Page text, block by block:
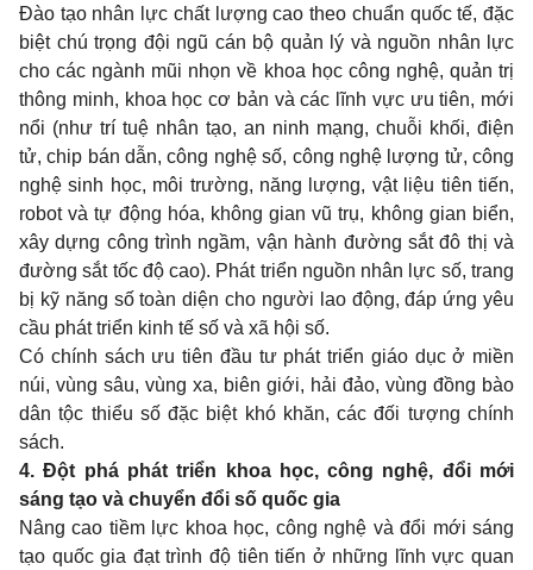
Đào tạo nhân lực chất lượng cao theo chuẩn quốc tế, đặc
biệt chú trọng đội ngũ cán bộ quản lý và nguồn nhân lực
cho các ngành mũi nhọn về khoa học công nghệ, quản trị
thông minh, khoa học cơ bản và các lĩnh vực ưu tiên, mới
nổi (như trí tuệ nhân tạo, an ninh mạng, chuỗi khối, điện
tử, chip bán dẫn, công nghệ số, công nghệ lượng tử, công
nghệ sinh học, môi trường, năng lượng, vật liệu tiên tiến,
robot và tự động hóa, không gian vũ trụ, không gian biển,
xây dựng công trình ngầm, vận hành đường sắt đô thị và
đường sắt tốc độ cao). Phát triển nguồn nhân lực số, trang
bị kỹ năng số toàn diện cho người lao động, đáp ứng yêu
cầu phát triển kinh tế số và xã hội số.
Có chính sách ưu tiên đầu tư phát triển giáo dục ở miền
núi, vùng sâu, vùng xa, biên giới, hải đảo, vùng đồng bào
dân tộc thiểu số đặc biệt khó khăn, các đối tượng chính
sách.
4. Đột phá phát triển khoa học, công nghệ, đổi mới
sáng tạo và chuyển đổi số quốc gia
Nâng cao tiềm lực khoa học, công nghệ và đổi mới sáng
tạo quốc gia đạt trình độ tiên tiến ở những lĩnh vực quan